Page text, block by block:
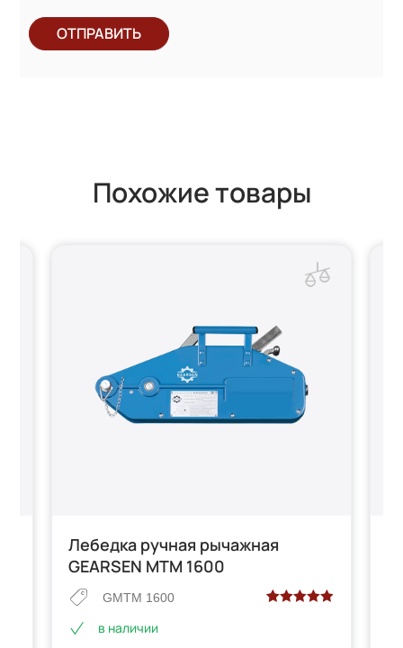
ОТПРАВИТЬ
Похожие товары
Лебедка ручная рычажная
GEARSEN MTM 1600
GMTM 1600
в наличии